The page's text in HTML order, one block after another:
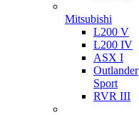
Mitsubishi
L200 V
L200 IV
ASX I
Outlander
Sport
RVR III